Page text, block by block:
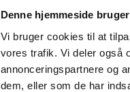
Denne hjemmeside
Vi bruger cookies til at
vores trafik. Vi deler også
annonceringspartnere og
dem, eller som de har